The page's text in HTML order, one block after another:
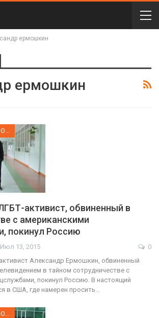
ермошкин
ермошкин
активист, обвиненный в
с американскими
покинул Россию
Июл 13, 2015
0
Александр Ермошкин, обвиненный
в тайном сотрудничестве с
покинул Россию. В настоящий
в США, где намерен просить…
ЗАРУБЕЖНЫЕ НОВОСТИ